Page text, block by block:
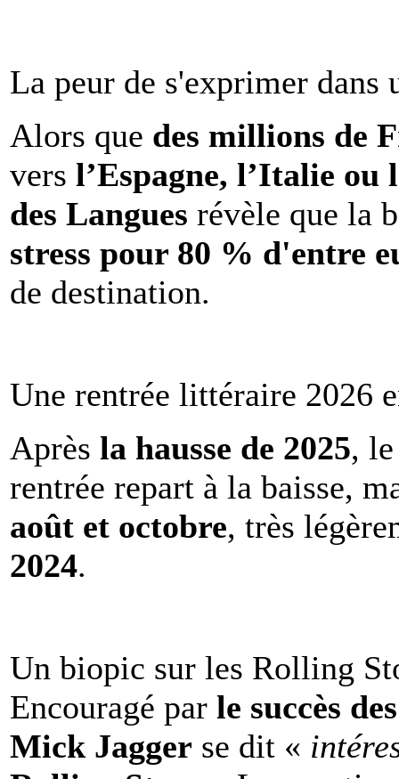
La peur de s'exprimer dans
Alors que des millions de
vers l’Espagne, l’Italie ou
des Langues révèle que la
stress pour 80 % d'entre
de destination.
Une rentrée littéraire 2026
Après la hausse de 2025,
rentrée repart à la baisse,
août et octobre, très
2024.
Un biopic sur les Rolling
Encouragé par le succès
Mick Jagger se dit «